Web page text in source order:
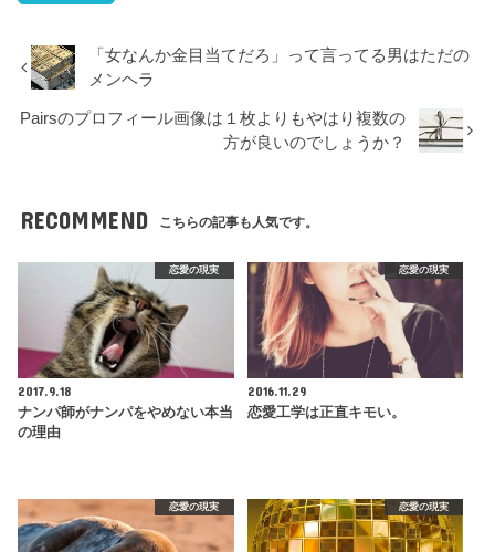
「女なんか金目当てだろ」って言ってる男はただの
メンヘラ
Pairsのプロフィール画像は１枚よりもやはり複数の
方が良いのでしょうか？
RECOMMEND こちらの記事も人気です。
恋愛の現実
2017.9.18
ナンパ師がナンパをやめない本当
の理由
恋愛の現実
2016.11.29
恋愛工学は正直キモい。
恋愛の現実 恋愛の現実